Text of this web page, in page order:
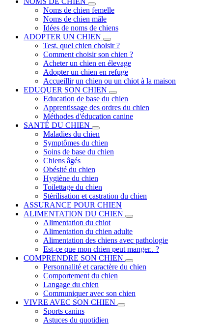
Noms de chien femelle
Noms de chien mâle
Idées de noms de chiens
ADOPTER UN CHIEN
Test, quel chien choisir ?
Comment choisir son chien ?
Acheter un chien en élevage
Adopter un chien en refuge
Accueillir un chien ou un chiot à la maison
EDUQUER SON CHIEN
Education de base du chien
Apprentissage des ordres du chien
Méthodes d'éducation canine
SANTÉ DU CHIEN
Maladies du chien
Symptômes du chien
Soins de base du chien
Chiens âgés
Obésité du chien
Hygiène du chien
Toilettage du chien
Stérilisation et castration du chien
ASSURANCE POUR CHIEN
ALIMENTATION DU CHIEN
Alimentation du chiot
Alimentation du chien adulte
Alimentation des chiens avec pathologie
Est-ce que mon chien peut manger.. ?
COMPRENDRE SON CHIEN
Personnalité et caractère du chien
Comportement du chien
Langage du chien
Communiquer avec son chien
VIVRE AVEC SON CHIEN
Sports canins
Astuces du quotidien